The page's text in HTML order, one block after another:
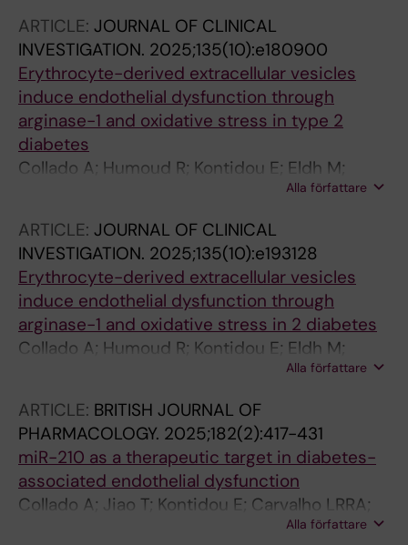
Pernow J
ARTICLE: JOURNAL OF CLINICAL
INVESTIGATION. 2025;135(10):e180900
Erythrocyte-derived extracellular vesicles
induce endothelial dysfunction through
arginase-1 and oxidative stress in type 2
diabetes
Collado A; Humoud R; Kontidou E; Eldh M;
Swaich J; Zhao A; Yang J; Jiao T; Domingo E;
Deng Q; Alvarsson M; Gabrielsson S; Eriksson
P; Zhou Z; Pernow J
Alla författare
ARTICLE: JOURNAL OF CLINICAL
INVESTIGATION. 2025;135(10):e193128
Erythrocyte-derived extracellular vesicles
induce endothelial dysfunction through
arginase-1 and oxidative stress in 2 diabetes
Collado A; Humoud R; Kontidou E; Eldh M;
Swaich J; Zhao A; Yang J; Jiao T; Domingo E;
Deng Q; Alvarsson M; Gabrielsson S; Eriksson
P; Zhou Z; Pernow J
Alla författare
ARTICLE: BRITISH JOURNAL OF
PHARMACOLOGY. 2025;182(2):417-431
miR-210 as a therapeutic target in diabetes-
associated endothelial dysfunction
Collado A; Jiao T; Kontidou E; Carvalho LRRA;
Chernogubova E; Yang J; Zaccagnini G; Zhao A;
Alla författare